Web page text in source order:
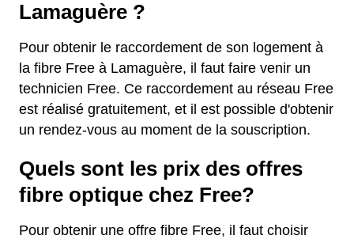
Lamaguère ?
Pour obtenir le raccordement de son logement à
la fibre Free à Lamaguère, il faut faire venir un
technicien Free. Ce raccordement au réseau Free
est réalisé gratuitement, et il est possible d'obtenir
un rendez-vous au moment de la souscription.
Quels sont les prix des offres
fibre optique chez Free?
Pour obtenir une offre fibre Free, il faut choisir